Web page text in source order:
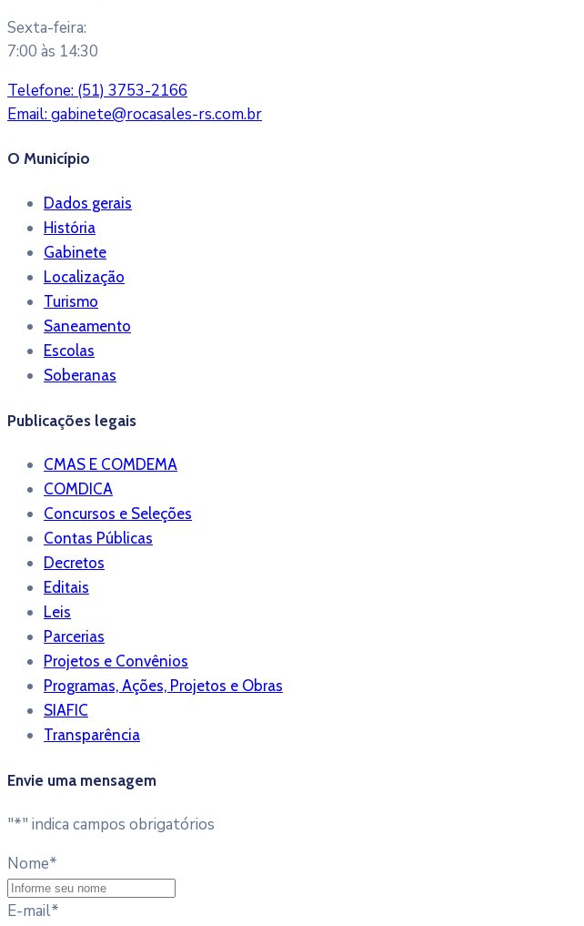
Sexta-feira:
7:00 às 14:30
Telefone: (51) 3753-2166
Email:gabinete@rocasales-rs.com.br
O Município
Dados gerais
História
Gabinete
Localização
Turismo
Saneamento
Escolas
Soberanas
Publicações legais
CMAS E COMDEMA
COMDICA
Concursos e Seleções
Contas Públicas
Decretos
Editais
Leis
Parcerias
Projetos e Convênios
Programas, Ações, Projetos e Obras
SIAFIC
Transparência
Envie uma mensagem
"*" indica campos obrigatórios
Nome*
E-mail*